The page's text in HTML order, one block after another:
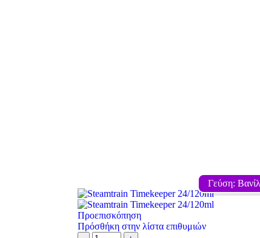
Γεύση:
Προεπισκόπηση
Πρόσθήκη στην λίστα επιθυμιών